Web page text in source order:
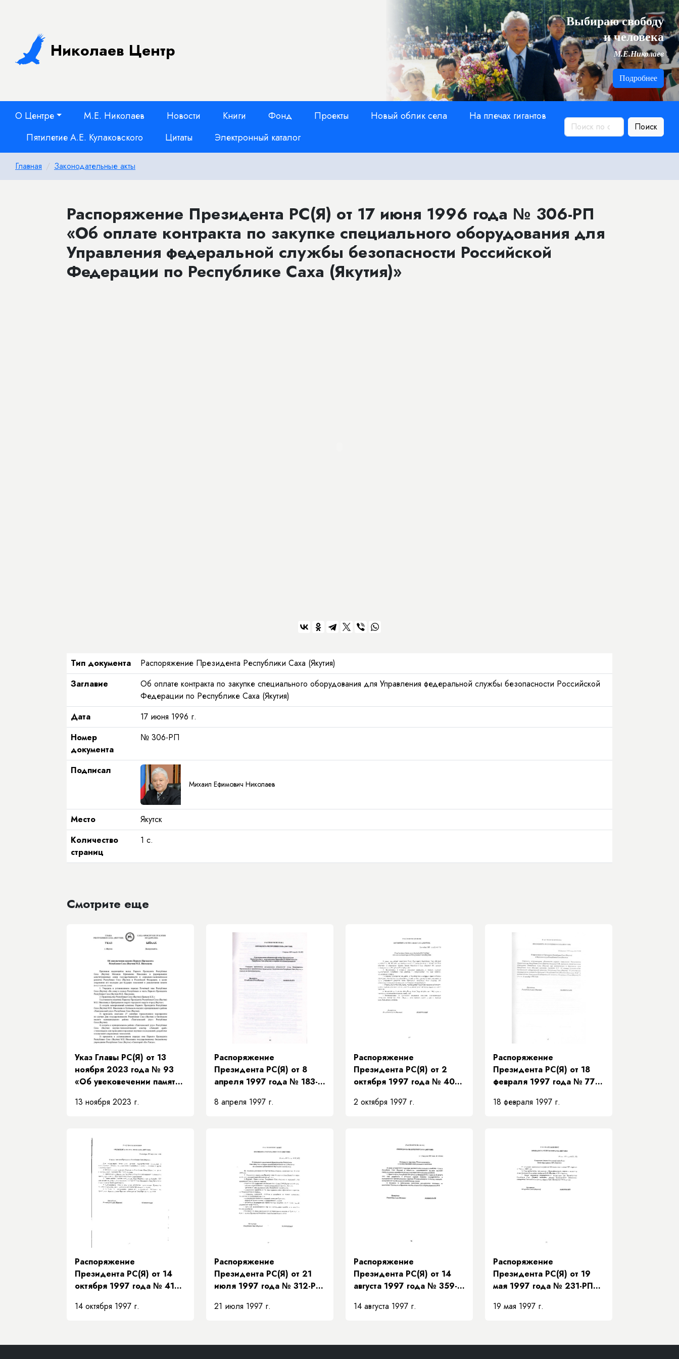
Николаев Центр
Выбираю свободу
и человека
М.Е.Николаев
Подробнее
О Центре М.Е. Николаев Новости Книги Фонд Проекты Новый облик села
На плечах гигантов
Пятилетие А.Е. Кулаковского
Цитаты Электронный каталог
Поиск
Главная Законодательные акты
Распоряжение Президента РС(Я) от 17 июня 1996 года № 306-РП
«Об оплате контракта по закупке специального оборудования для
Управления федеральной службы безопасности Российской
Федерации по Республике Саха (Якутия)»
Тип документа
Распоряжение Президента Республики Саха (Якутия)
Заглавие
Об оплате контракта по закупке специального оборудования для Управления федеральной службы безопасности Российской
Федерации по Республике Саха (Якутия)
Дата
17 июня 1996 г.
Номер
документа
№ 306-РП
Подписал
Михаил Ефимович Николаев
Место
Якутск
Количество
страниц
1 с.
Смотрите еще
Указ Главы РС(Я) от 13
ноября 2023 года № 93
«Об увековечении памяти
Республики Саха (Якутия)
13 ноября 2023 г.
Распоряжение
Президента РС(Я) от 8
апреля 1997 года № 183-
обязанностей между
Председателя
Правительства Республики
Саха (Якутия) и порядке
их взаимозамещений»
8 апреля 1997 г.
Распоряжение
Президента РС(Я) от 2
октября 1997 года № 409-
зональных совещаний с
Республики Саха (Якутия)»
2 октября 1997 г.
Распоряжение
Президента РС(Я) от 18
февраля 1997 года № 77-
Президента Республики
18 февраля 1997 г.
Распоряжение
Президента РС(Я) от 14
октября 1997 года № 419-
Президента Республики
14 октября 1997 г.
Распоряжение
Президента РС(Я) от 21
июля 1997 года № 312-РП
предложений
исполнения доходной
21 июля 1997 г.
Распоряжение
Президента РС(Я) от 14
августа 1997 года № 359-
«Техкоммунэнерго» в
14 августа 1997 г.
Распоряжение
Президента РС(Я) от 19
мая 1997 года № 231-РП
Бестяхской нефтебазы
19 мая 1997 г.